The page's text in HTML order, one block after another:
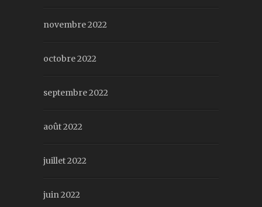
novembre 2022
octobre 2022
septembre 2022
août 2022
juillet 2022
juin 2022